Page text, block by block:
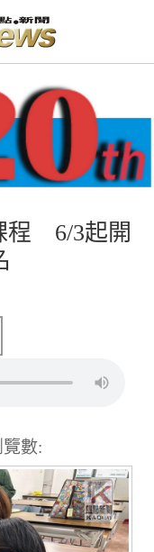
程 6/3起開
覽數: